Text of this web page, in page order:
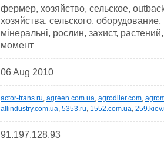
фермер, хозяйство, сельское,
хозяйства, сельского,
мінеральні, рослин, захист,
момент
06 Aug 2010
actor-trans.ru, agreen.com.ua, agrodiler.com,
allindustry.com.ua, 5353.ru, 1552.com.ua,
91.197.128.93